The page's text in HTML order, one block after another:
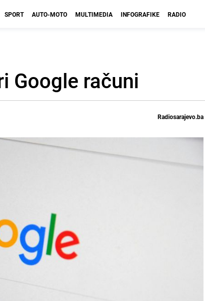
SPORT AUTO-MOTO MULTIMEDIA INFOGRAFIKE RADIO
Google računi
Radiosarajevo.ba